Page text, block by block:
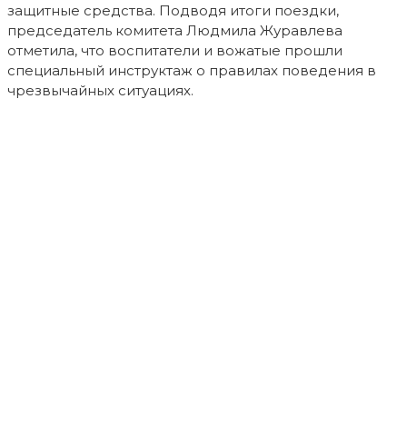
защитные средства. Подводя итоги поездки,
председатель комитета Людмила Журавлева
отметила, что воспитатели и вожатые прошли
специальный инструктаж о правилах поведения в
чрезвычайных ситуациях.